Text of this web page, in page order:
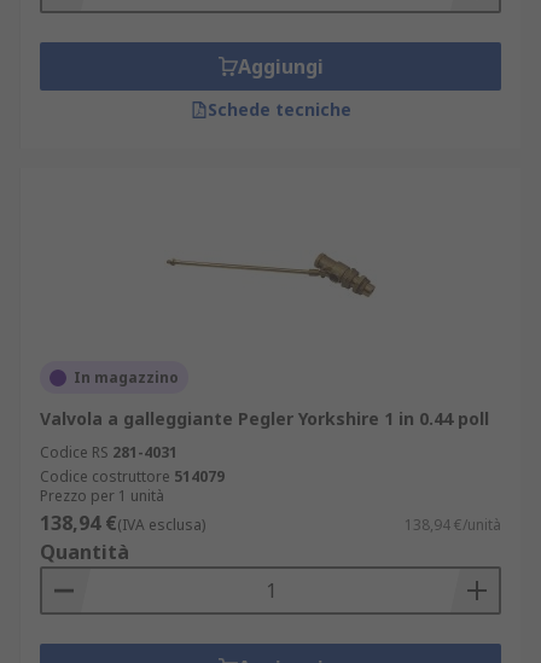
Aggiungi
Schede tecniche
In magazzino
Valvola a galleggiante Pegler Yorkshire 1 in 0.44 poll
Codice RS 281-4031
Codice costruttore 514079
Prezzo per 1 unità
138,94 €(IVA esclusa) 138,94 €/unità
Quantità